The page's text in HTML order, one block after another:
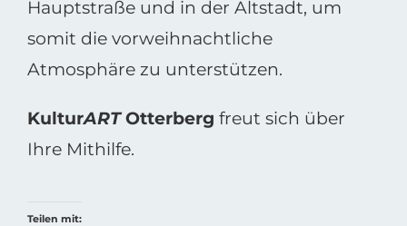
Hauptstraße und in der Altstadt, um
somit die vorweihnachtliche
Atmosphäre zu unterstützen.
KulturARTOtterberg freut sich über
Ihre Mithilfe.
Teilen mit: